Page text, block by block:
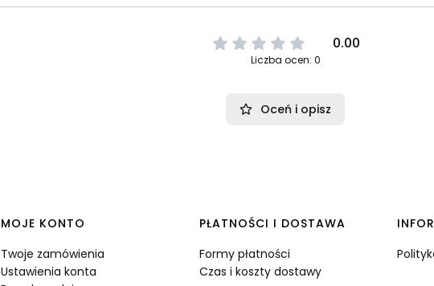
0.00
Liczba ocen: 0
Oceń i opisz
MOJE KONTO
Twoje zamówienia
Ustawienia konta
PŁATNOŚCI I DOSTAWA
Formy płatności
Czas i koszty dostawy